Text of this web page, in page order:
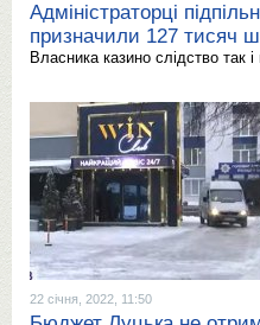
Адміністраторці
призначили 127 тисяч
Власника казино слідство так
22 січня, 2022, 11:50